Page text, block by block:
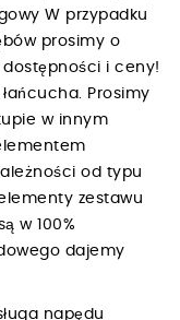
W przypadku
prosimy o
dostępności i ceny!
Prosimy
w innym
od typu
zestawu
w 100%
dajemy
napędu